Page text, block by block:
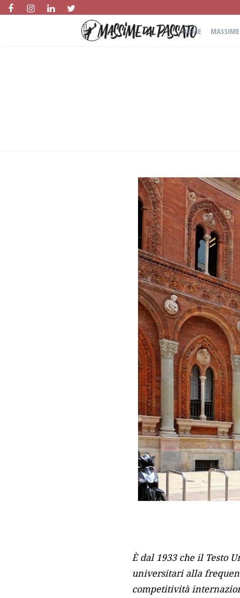
HOME MASSIME
È dal 1933 che il Testo
universitari alla
competitività